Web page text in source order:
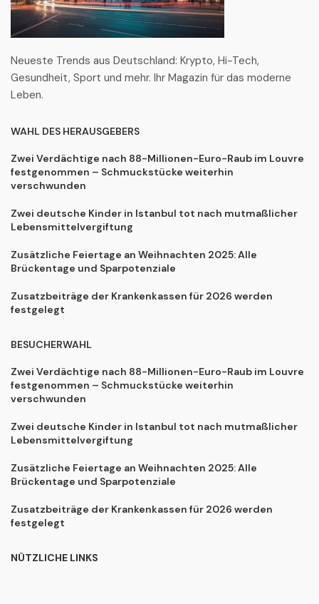
Neueste Trends aus Deutschland: Krypto, Hi-Tech,
Gesundheit, Sport und mehr. Ihr Magazin für das moderne
Leben.
WAHL DES HERAUSGEBERS
Zwei Verdächtige nach 88-Millionen-Euro-Raub im Louvre
festgenommen – Schmuckstücke weiterhin
verschwunden
Zwei deutsche Kinder in Istanbul tot nach mutmaßlicher
Lebensmittelvergiftung
Zusätzliche Feiertage an Weihnachten 2025: Alle
Brückentage und Sparpotenziale
Zusatzbeiträge der Krankenkassen für 2026 werden
festgelegt
BESUCHERWAHL
Zwei Verdächtige nach 88-Millionen-Euro-Raub im Louvre
festgenommen – Schmuckstücke weiterhin
verschwunden
Zwei deutsche Kinder in Istanbul tot nach mutmaßlicher
Lebensmittelvergiftung
Zusätzliche Feiertage an Weihnachten 2025: Alle
Brückentage und Sparpotenziale
Zusatzbeiträge der Krankenkassen für 2026 werden
festgelegt
NÜTZLICHE LINKS